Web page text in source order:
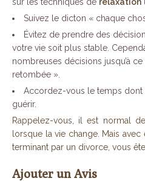
Suivez le dicton « chaque
Évitez de prendre des
votre vie soit plus stable.
nombreuses décisions jusqu’à
retombée ».
Accordez-vous le temps dont
guérir.
Rappelez-vous, il est normal
lorsque la vie change. Mais
terminant par un divorce, vous
Ajouter un Avis